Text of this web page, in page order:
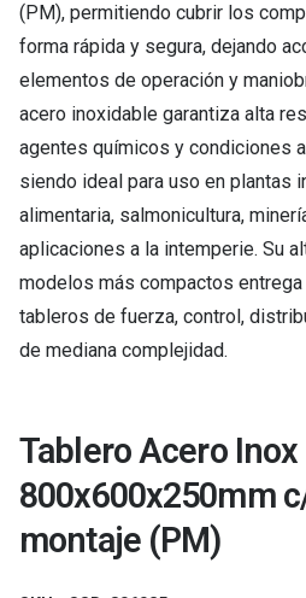
(PM), permitiendo cubrir los
forma rápida y segura, dejando
elementos de operación y
acero inoxidable garantiza alta
agentes químicos y condiciones
siendo ideal para uso en plantas
alimentaria, salmonicultura,
aplicaciones a la intemperie. Su
modelos más compactos
tableros de fuerza, control,
de mediana complejidad.
Tablero Acero Inox
800x600x250mm
montaje (PM)